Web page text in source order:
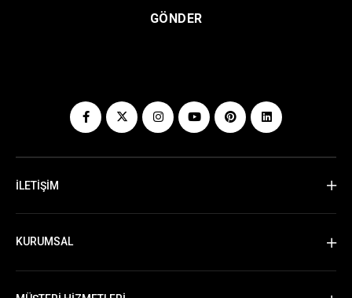
GÖNDER
İLETİŞİM
KURUMSAL